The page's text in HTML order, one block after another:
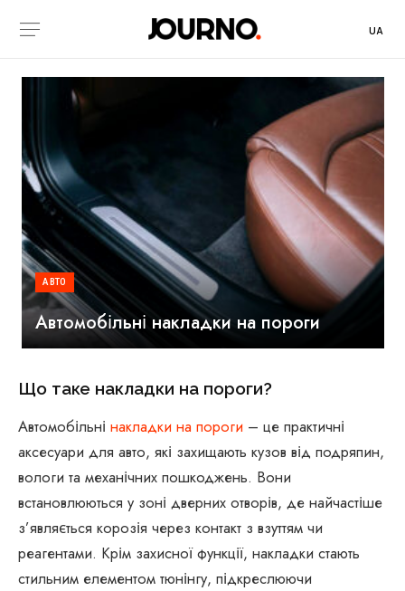
UA
АВТО
Автомобільні накладки на пороги
Що таке накладки на пороги?
Автомобільні накладки на пороги – це практичні
аксесуари для авто, які захищають кузов від подряпин,
вологи та механічних пошкоджень. Вони
встановлюються у зоні дверних отворів, де найчастіше
з’являється корозія через контакт з взуттям чи
реагентами. Крім захисної функції, накладки стають
стильним елементом тюнінгу, підкреслюючи